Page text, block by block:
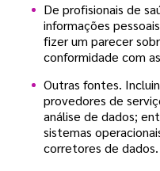
De profisionais de
informações
fizer um parecer
conformidade com
Outras fontes.
provedores de
análise de dados;
sistemas
corretores de dados.